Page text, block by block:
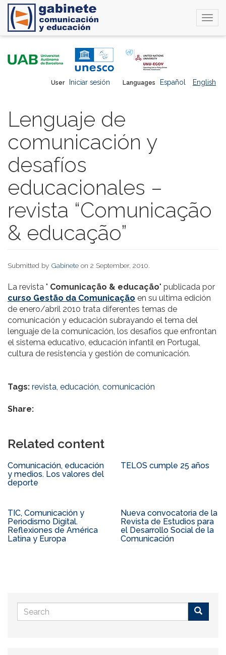
Languages Español English
User Iniciar sesión
Lenguaje de
comunicación y
desafíos
educacionales –
revista “Comunicação
& educação”
Submitted by Gabinete on 2 September, 2010.
La revista " Comunicação & educação" publicada por
curso Gestão da Comunicação en su ultima edición
de enero/abril 2010 trata diferentes temas de
comunicación y educación subrayando el tema del
lenguaje de la comunicación, los desafíos que enfrontan
el sistema educativo, educación infantil en Portugal,
cultura de resistencia y gestión de comunicación.
Tags: revista, educación, comunicación
Share:
Related content
Comunicación, educación
y medios. Los valores del
deporte
TELOS cumple 25 años
TIC, Comunicación y
Periodismo Digital.
Reflexiones de América
Latina y Europa
Nueva convocatoria de la
Revista de Estudios para
el Desarrollo Social de la
Comunicación
Search
form